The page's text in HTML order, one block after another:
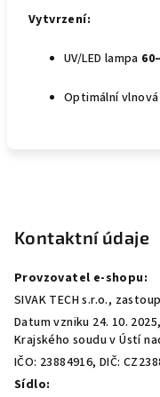
Vytvrzení:
UV/LED lampa
Optimální
Kontaktní údaje
Provzovatel e-shopu:
SIVAK TECH s.r.o.,
Datum vzniku 24. 10.
Krajského soudu v Ústí
IČO: 23884916, DIČ:
Sídlo: